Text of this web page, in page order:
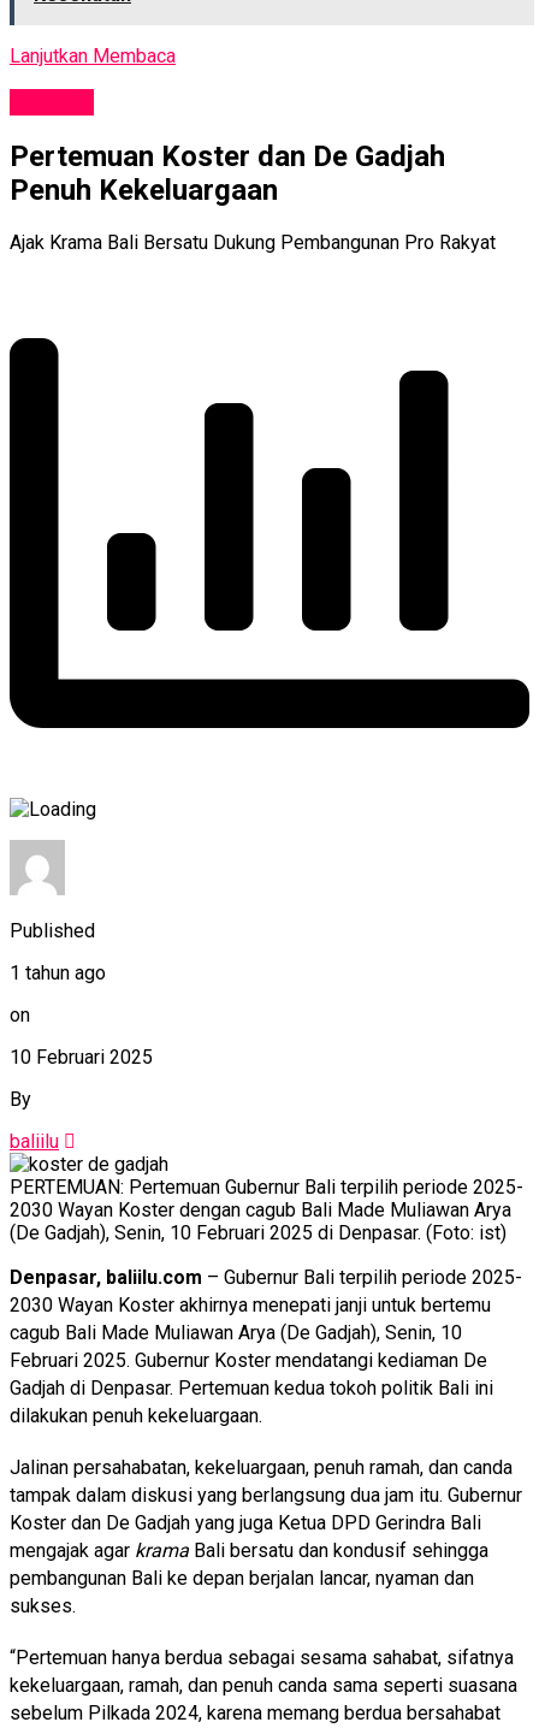
Lanjutkan Membaca
Pertemuan Koster dan De Gadjah
Penuh Kekeluargaan
Ajak Krama Bali Bersatu Dukung Pembangunan Pro Rakyat
Published
1 tahun ago
on
10 Februari 2025
By
baliilu
PERTEMUAN: Pertemuan Gubernur Bali terpilih periode 2025-
2030 Wayan Koster dengan cagub Bali Made Muliawan Arya
(De Gadjah), Senin, 10 Februari 2025 di Denpasar. (Foto: ist)
Denpasar, baliilu.com – Gubernur Bali terpilih periode 2025-
2030 Wayan Koster akhirnya menepati janji untuk bertemu
cagub Bali Made Muliawan Arya (De Gadjah), Senin, 10
Februari 2025. Gubernur Koster mendatangi kediaman De
Gadjah di Denpasar. Pertemuan kedua tokoh politik Bali ini
dilakukan penuh kekeluargaan.
Jalinan persahabatan, kekeluargaan, penuh ramah, dan canda
tampak dalam diskusi yang berlangsung dua jam itu. Gubernur
Koster dan De Gadjah yang juga Ketua DPD Gerindra Bali
mengajak agar krama Bali bersatu dan kondusif sehingga
pembangunan Bali ke depan berjalan lancar, nyaman dan
sukses.
“Pertemuan hanya berdua sebagai sesama sahabat, sifatnya
kekeluargaan, ramah, dan penuh canda sama seperti suasana
sebelum Pilkada 2024, karena memang berdua bersahabat